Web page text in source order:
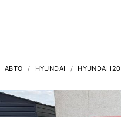
АВТО HYUNDAI HYUNDAI I20